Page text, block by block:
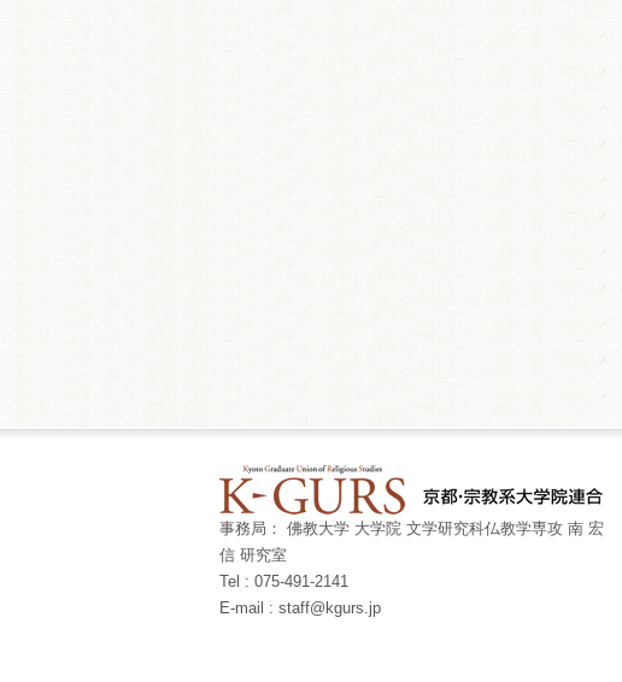
事務局： 佛教大学 大学院 文学研究科仏教学専攻 南 宏
信 研究室
Tel : 075-491-2141
E-mail : staff@kgurs.jp